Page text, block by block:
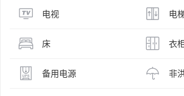
电视 电
床 衣
备用电源 非